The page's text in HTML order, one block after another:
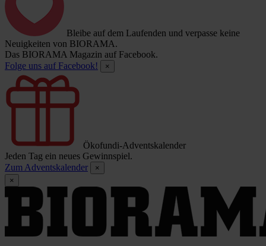
Bleibe auf dem Laufenden und verpasse keine
Neuigkeiten von BIORAMA.
Das BIORAMA Magazin auf Facebook.
Folge uns auf Facebook!
×
Ökofundi-Adventskalender
Jeden Tag ein neues Gewinnspiel.
Zum Adventskalender
×
×